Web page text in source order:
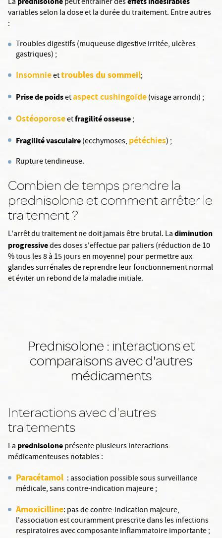
La peut entraîner des
variables selon la dose et la durée du traitement. Entre autres
:
Troubles digestifs (muqueuse digestive irritée, ulcères
gastriques) ;
Insomnieettroubles du sommeil;
Prise de poidsetaspect cushingoïde(visage arrondi) ;
Ostéoporoseetfragilité osseuse;
Fragilité vasculaire(ecchymoses, pétéchies) ;
Rupture tendineuse.
Combien de temps prendre la
prednisolone et comment arrêter le
traitement ?
L'arrêt du traitement ne doit jamais être brutal. Ladiminution
progressivedes doses s'effectue par paliers (réduction de 10
% tous les 8 à 15 jours en moyenne) pour permettre aux
glandes surrénales de reprendre leur fonctionnement normal
et éviter un rebond de la maladie initiale.
Prednisolone : interactions et
comparaisons avec d'autres
médicaments
Interactions avec d'autres
traitements
La prednisoloneprésente plusieurs interactions
médicamenteuses notables :
Paracétamol : association possible sous surveillance
médicale, sans contre-indication majeure ;
Amoxicilline: pas de contre-indication majeure,
l'association est couramment prescrite dans les infections
respiratoires avec composante inflammatoire importante ;